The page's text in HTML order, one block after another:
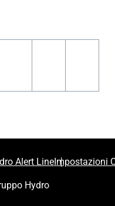
Alert LineImpostazioni
Hydro